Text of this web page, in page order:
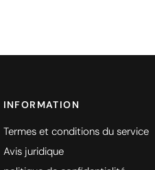
INFORMATION
Termes et conditions du service
Avis juridique